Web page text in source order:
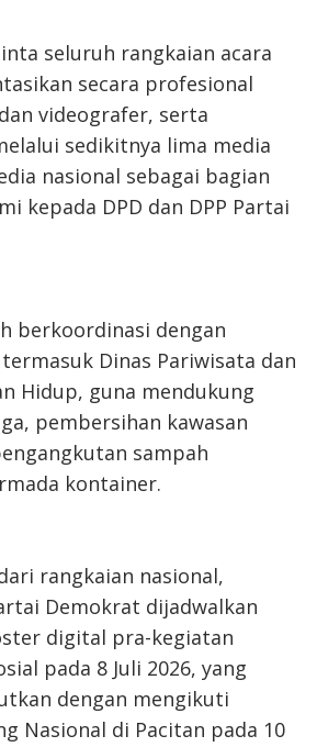
seluruh rangkaian acara
secara profesional
videografer, serta
sedikitnya lima media
nasional sebagai bagian
kepada DPD dan DPP Partai
berkoordinasi dengan
Dinas Pariwisata dan
Hidup, guna mendukung
pembersihan kawasan
sampah
kontainer.
rangkaian nasional,
Demokrat dijadwalkan
digital pra-kegiatan
pada 8 Juli 2026, yang
dengan mengikuti
Nasional di Pacitan pada 10